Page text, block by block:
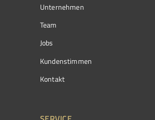
Unternehmen
Team
Jobs
Kundenstimmen
Kontakt